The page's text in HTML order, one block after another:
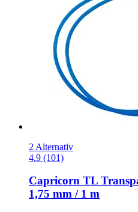
2 Alternativ
4.9 (101)
Capricorn TL
1,75 mm / 1 m